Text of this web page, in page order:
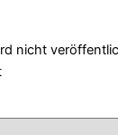
nicht